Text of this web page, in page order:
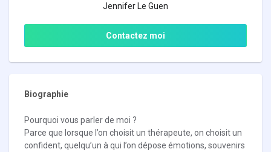
Jennifer Le Guen
Contactez moi
Biographie
Pourquoi vous parler de moi ?
Parce que lorsque l’on choisit un thérapeute, on choisit un
confident, quelqu’un à qui l’on dépose émotions, souvenirs